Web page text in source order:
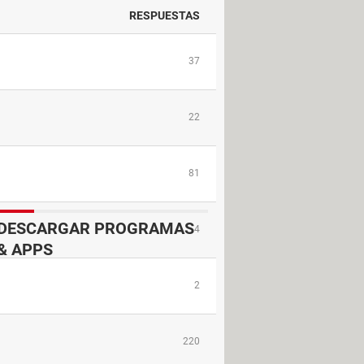
RESPUESTAS
37
22
81
4
2
220
PROGRAMAS
APPS